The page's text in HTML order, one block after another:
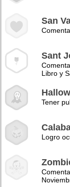
San
Sant
Libro y
Tener
Logro